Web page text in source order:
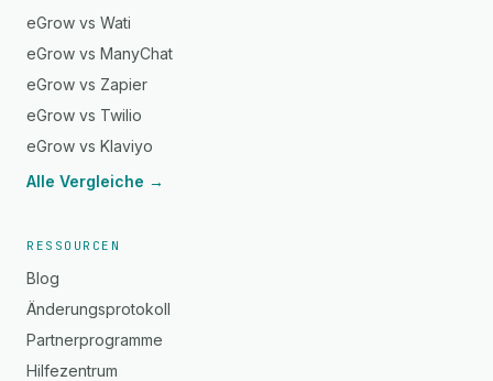
eGrow vs Wati
eGrow vs ManyChat
eGrow vs Zapier
eGrow vs Twilio
eGrow vs Klaviyo
Alle Vergleiche →
RESSOURCEN
Blog
Änderungsprotokoll
Partnerprogramme
Hilfezentrum